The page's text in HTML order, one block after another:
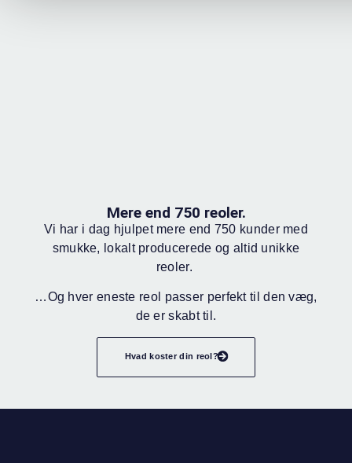
Mere end 750 reoler.
Vi har i dag hjulpet mere end 750 kunder med
smukke, lokalt producerede og altid unikke
reoler.
…Og hver eneste reol passer perfekt til den væg,
de er skabt til.
Hvad koster din reol?